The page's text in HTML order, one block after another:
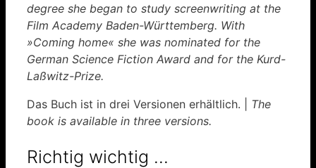
degree she began to study screenwriting at the
Film Academy Baden-Württemberg. With
»Coming home« she was nominated for the
German Science Fiction Award and for the Kurd-
Laßwitz-Prize.
Das Buch ist in drei Versionen erhältlich. | The
book is available in three versions.
Richtig wichtig …